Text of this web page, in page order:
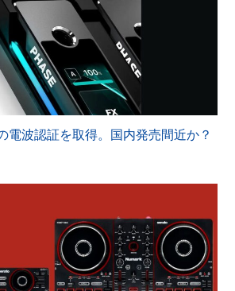
電波認証を取得。国内発売間近か？